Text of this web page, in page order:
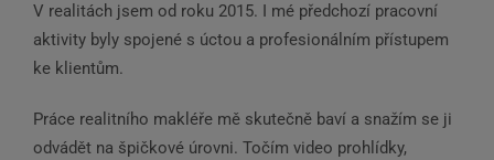
V realitách jsem od roku 2015. I mé předchozí pracovní
aktivity byly spojené s úctou a profesionálním přístupem
ke klientům.
Práce realitního makléře mě skutečně baví a snažím se ji
odvádět na špičkové úrovni. Točím video prohlídky,